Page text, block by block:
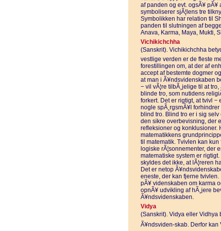
af panden og evt. ogsÃ¥
symboliserer sjÃ¦lens tre
Symbolikken har relation til
panden til slutningen af
Anava, Karma, Maya, Mukti,
Vichikichchha
(Sanskrit). Vichikichchha
vestlige verden er de fleste
forestillingen om, at der af
accept af bestemte dogmer
at man i Ã¥ndsvidenskaben
− vil vÃ¦re tilbÃ¸jelige til at
blinde tro, som nutidens
forkert. Det er rigtigt, at tvivl
nogle spÃ¸rgsmÃ¥l
blind tro. Blind tro er i sig
den sikre overbevisning, der
refleksioner og konklusioner.
matematikkens
til matematik. Tvivlen kan kun
logiske rÃ¦sonnementer, der
matematiske system er
skyldes det ikke, at lÃ¦reren
Det er netop
eneste, der kan fjerne
pÃ¥ videnskaben om karma
opnÃ¥ udvikling af hÃ¸jere
Ã¥ndsvidenskaben.
Vidya
(Sanskrit). Vidya eller Vidhya
Ã¥ndsviden-skab. Derfor kan